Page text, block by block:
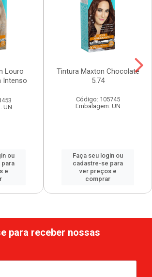
Louro
Intenso
UN
ou
e
Tintura Maxton Chocolate
5.74
Código: 105745
Embalagem: UN
Faça seu login ou
cadastre-se para
ver preços e
comprar
para receber nossas